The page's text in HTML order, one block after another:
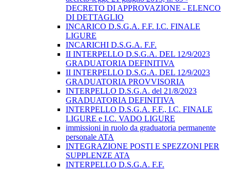
DECRETO DI APPROVAZIONE - ELENCO
DI DETTAGLIO
INCARICO D.S.G.A. F.F. I.C. FINALE
LIGURE
INCARICHI D.S.G.A. F.F.
II INTERPELLO D.S.G.A. DEL 12/9/2023
GRADUATORIA DEFINITIVA
II INTERPELLO D.S.G.A. DEL 12/9/2023
GRADUATORIA PROVVISORIA
INTERPELLO D.S.G.A. del 21/8/2023
GRADUATORIA DEFINITIVA
INTERPELLO D.S.G.A. F.F., I.C. FINALE
LIGURE e I.C. VADO LIGURE
immissioni in ruolo da graduatoria permanente
personale ATA
INTEGRAZIONE POSTI E SPEZZONI PER
SUPPLENZE ATA
INTERPELLO D.S.G.A. F.F.